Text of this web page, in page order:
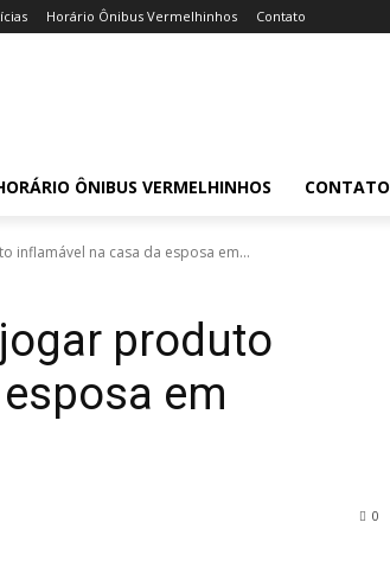
Horário Ônibus Vermelhinhos Contato
ÔNIBUS VERMELHINHOS CONTATO
inflamável na casa da esposa em...
produto
em
0